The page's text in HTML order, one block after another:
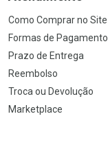
Como Comprar no Site
Formas de Pagamento
Prazo de Entrega
Reembolso
Troca ou Devolução
Marketplace